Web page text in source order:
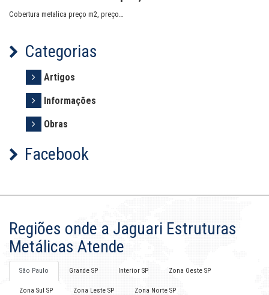
Cobertura metalica preço m2, preço…
Categorias
Artigos
Informações
Obras
Facebook
Regiões onde a Jaguari Estruturas
Metálicas Atende
São Paulo Grande SP Interior SP Zona Oeste SP
Zona Sul SP Zona Leste SP Zona Norte SP